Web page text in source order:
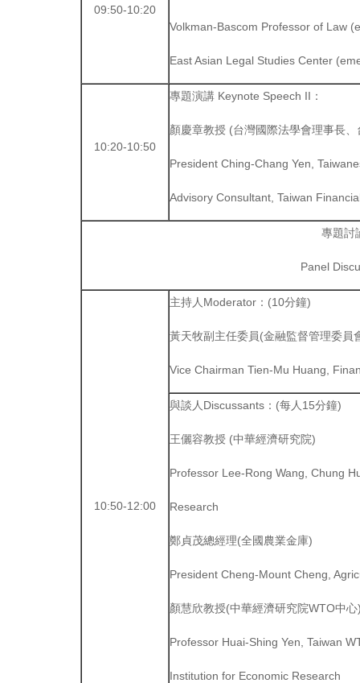
09:50-10:20
Volkman-Bascom Professor of Law
East Asian Legal Studies Center
10:20-10:50
專題演講 Keynote Speech II：
顏慶章教授 (台灣國際法學會理事長
President Ching-Chang Yen,
Advisory Consultant, Taiwan
專題討
Panel
10:50-12:00
主持人Moderator：(10分鐘)
黃天牧副主任委員(金融監督管理委員
Vice Chairman Tien-Mu Huang,
與談人Discussants：(每人15分鐘)
王儷容教授 (中華經濟研究院)
Professor Lee-Rong Wang, Chung
Research
鄭貞茂總經理(全國農業金庫)
President Cheng-Mount Cheng,
顏慧欣教授(中華經濟研究院WTO中心
Professor Huai-Shing Yen, Taiwan
Institution for Economic Research